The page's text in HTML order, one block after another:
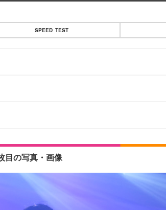
SPEED TEST
目の写真・画像